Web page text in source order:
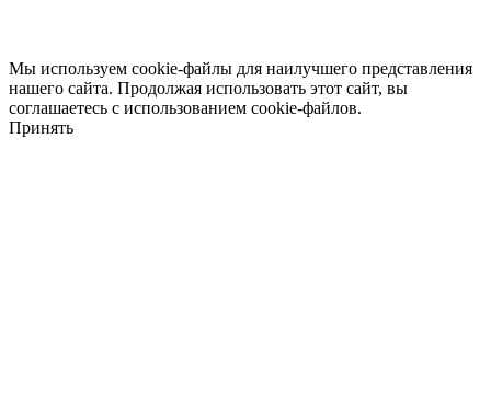
Мы используем cookie-файлы для наилучшего представления
нашего сайта. Продолжая использовать этот сайт, вы
соглашаетесь с использованием cookie-файлов.
Принять